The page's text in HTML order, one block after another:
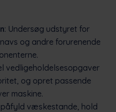
: Undersøg udstyret for
og andre forurenende
vedligeholdelsesopgaver
og opret passende
maskine.
væskestande, hold